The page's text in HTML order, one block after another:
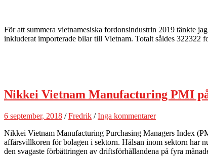
För att summera vietnamesiska fordonsindustrin 2019 tänkte
inkluderat importerade bilar till Vietnam. Totalt såldes
Nikkei Vietnam Manufacturing PMI
6 september, 2018 /Fredrik /Inga kommentarer
Nikkei Vietnam Manufacturing Purchasing Managers Index
affärsvillkoren för bolagen i sektorn. Hälsan inom sektorn har
den svagaste förbättringen av driftsförhållandena på fyra